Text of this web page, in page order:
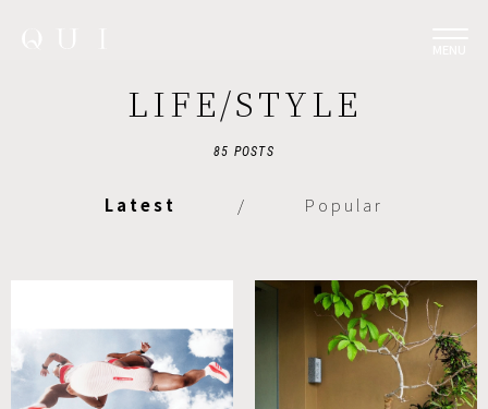
LIFE/STYLE
85 POSTS
Latest / Popular